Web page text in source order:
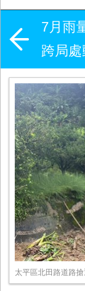
7月雨
跨局
太平區北田路道路搶